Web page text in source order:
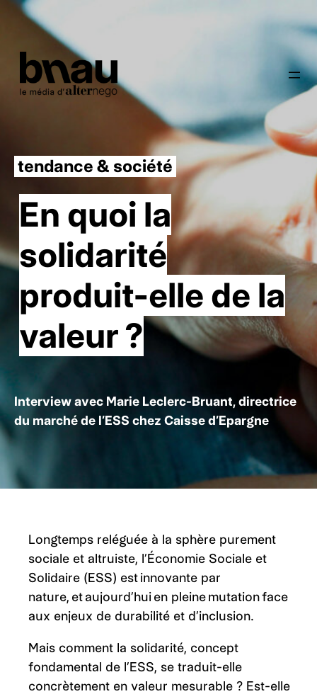
tendance & société
En quoi la
solidarité
produit-elle de la
valeur ?
Interview avec Marie Leclerc-Bruant, directrice
du marché de l’ESS chez Caisse d’Epargne
Longtemps reléguée à la sphère purement
sociale et altruiste, l’Économie Sociale et
Solidaire (ESS) est innovante par
nature, et aujourd’hui en pleine mutation face
aux enjeux de durabilité et d’inclusion.
Mais comment la solidarité, concept
fondamental de l’ESS, se traduit-elle
concrètement en valeur mesurable ? Est-elle